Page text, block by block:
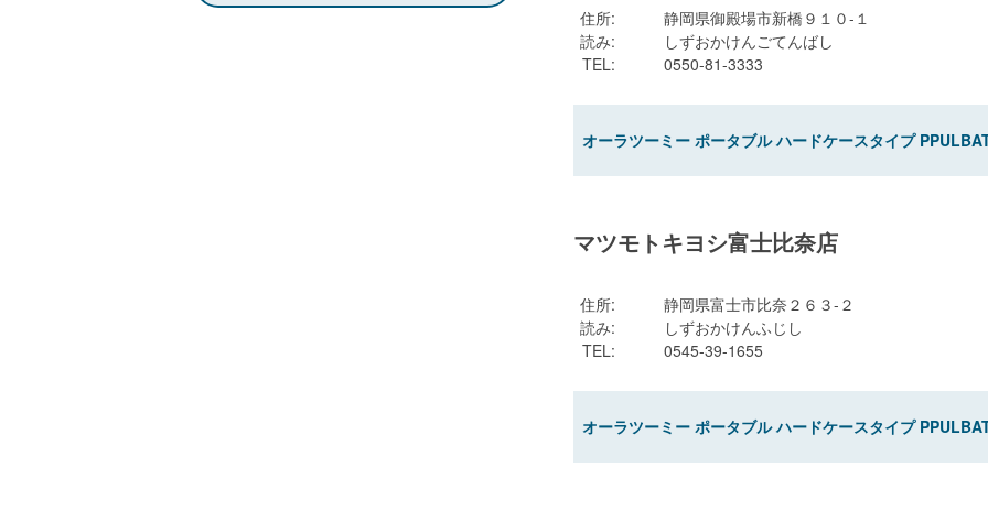
住所:
静岡県御殿場市新橋９１０-１
読み:
しずおかけんごてんばし
TEL: 0550-81-3333
オーラツーミー ポータブル ハードケースタイプ
マツモトキヨシ富士比奈店
住所:
静岡県富士市比奈２６３-２
読み:
しずおかけんふじし
TEL: 0545-39-1655
オーラツーミー ポータブル ハードケースタイプ